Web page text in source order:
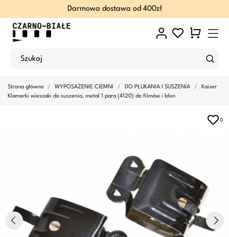
Darmowa dostawa od 400zł
Strona główna WYPOSAŻENIE CIEMNI DO PŁUKANIA I SUSZENIA
Kaiser
Klamerki wieszaki do suszenia, metal 1 para (4120) do filmów i błon
0